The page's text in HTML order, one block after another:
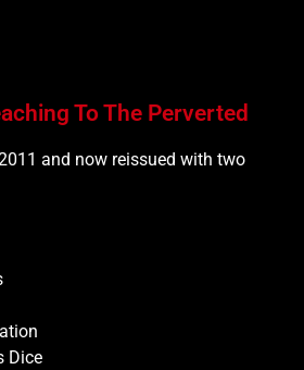
To The Perverted
and now reissued with two
Dice